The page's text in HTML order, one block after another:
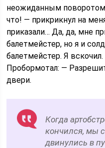
неожиданным
что! — прикрикнул на
приказали… Да, да, мне
балетмейстер, но я и
балетмейстер. Я вскочил.
Пробормотал: —
двери.
Когда
кончился, мы
двинулись в